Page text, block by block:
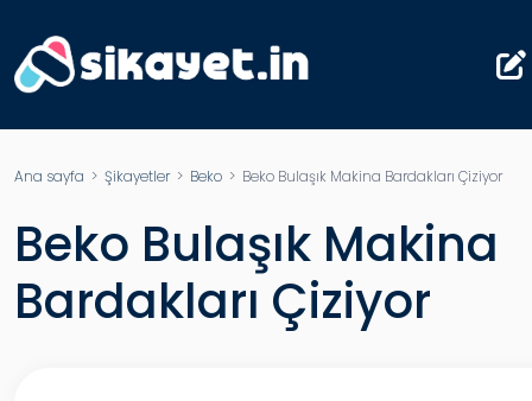
Ana sayfa > Şikayetler> Beko > Beko Bulaşık Makina Bardakları Çiziyor
Beko Bulaşık Makina
Bardakları Çiziyor